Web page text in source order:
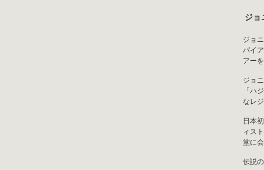
ジョ
ジョ
パイ
アー
ジョ
「ハ
なレ
日本
ィス
堂に
伝説